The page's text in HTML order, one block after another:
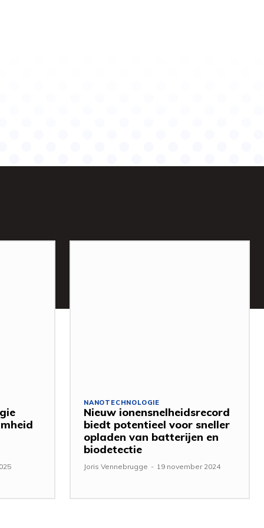
NANOTECHNOLOGIE
Nieuw ionensnelheidsrecord
biedt potentieel voor sneller
opladen van batterijen en
biodetectie
Joris Vennebrugge - 19 november 2024